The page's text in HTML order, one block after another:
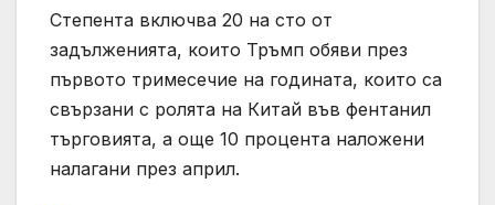
Степента включва 20 на сто от
задълженията, които Тръмп обяви през
първото тримесечие на годината, които са
свързани с ролята на Китай във фентанил
търговията, а още 10 процента наложени
налагани през април.